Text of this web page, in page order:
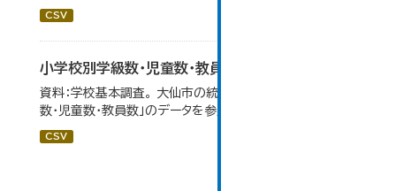
CSV
小学校別学級数・児童数・教員数
資料：学校基本調査。 大仙市の統計「14-4 小学校別学級
数・児童数・教員数」のデータを参照しています。
CSV